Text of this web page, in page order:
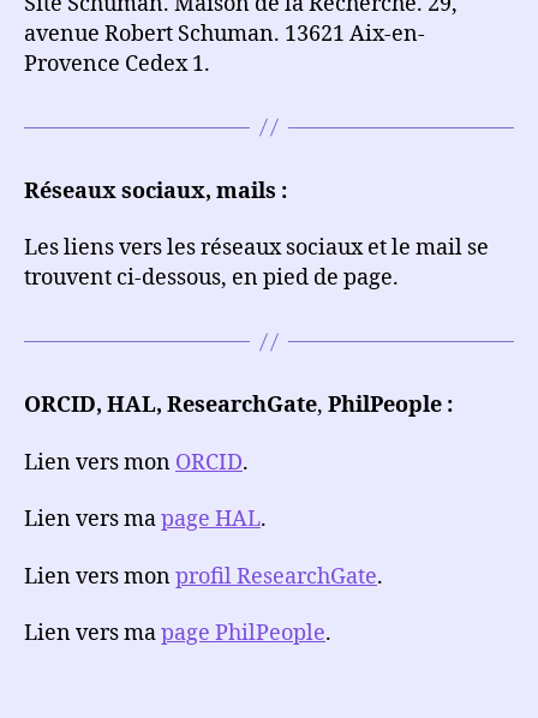
avenue Robert Schuman. 13621 Aix-en-
Provence Cedex 1.
Réseaux sociaux, mails :
Les liens vers les réseaux sociaux et le mail se
trouvent ci-dessous, en pied de page.
ORCID, HAL, ResearchGate, PhilPeople :
Lien vers mon ORCID.
Lien vers mapage HAL.
Lien vers monprofil ResearchGate.
Lien vers mapage PhilPeople.